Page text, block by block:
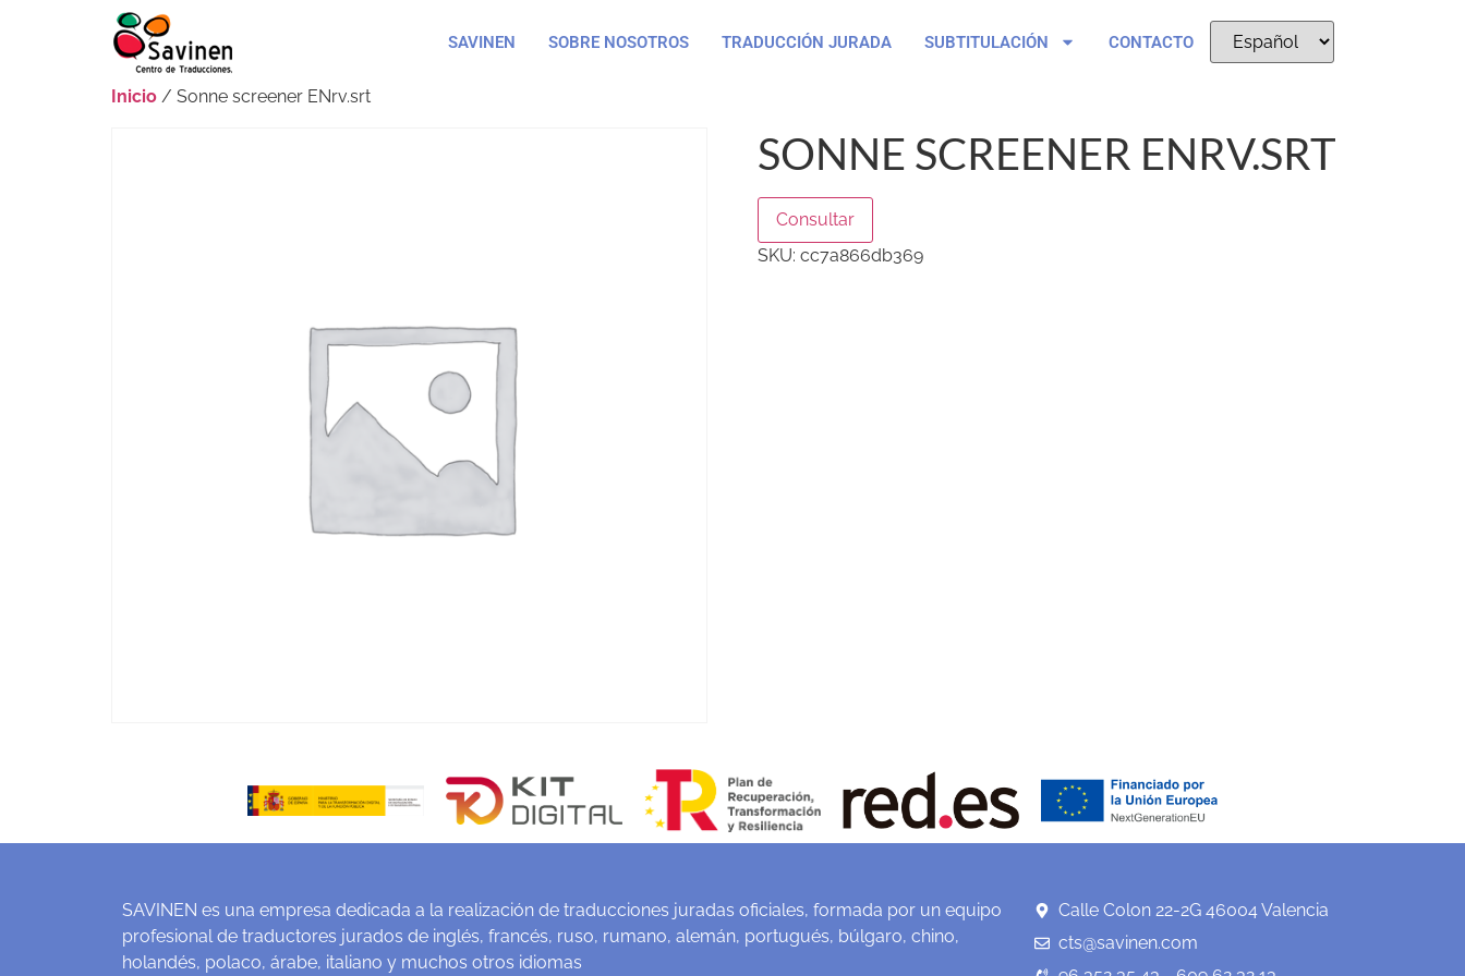
SAVINEN SOBRE NOSOTROS TRADUCCIÓN JURADA SUBTITULACIÓN CONTACTO
Inicio / Sonne screener ENrv.srt
SONNE SCREENER ENRV.SRT
Consultar
SKU: cc7a866db369
SAVINEN es una empresa dedicada a la realización de traducciones juradas oficiales, formada por un equipo
profesional de traductores jurados de inglés, francés, ruso, rumano, alemán, portugués, búlgaro, chino,
holandés, polaco, árabe, italiano y muchos otros idiomas
Calle Colon 22-2G 46004 Valencia
cts@savinen.com